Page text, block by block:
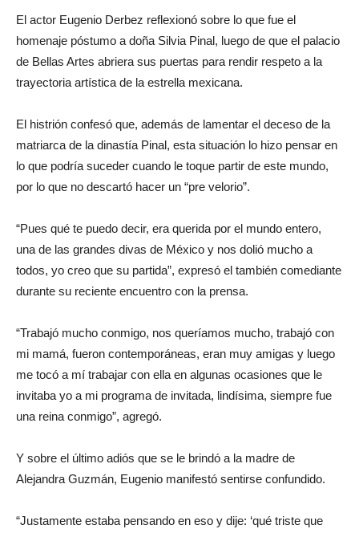
El actor Eugenio Derbez reflexionó sobre lo que fue el
homenaje póstumo a doña Silvia Pinal, luego de que el palacio
de Bellas Artes abriera sus puertas para rendir respeto a la
trayectoria artística de la estrella mexicana.
El histrión confesó que, además de lamentar el deceso de la
matriarca de la dinastía Pinal, esta situación lo hizo pensar en
lo que podría suceder cuando le toque partir de este mundo,
por lo que no descartó hacer un “pre velorio”.
“Pues qué te puedo decir, era querida por el mundo entero,
una de las grandes divas de México y nos dolió mucho a
todos, yo creo que su partida”, expresó el también comediante
durante su reciente encuentro con la prensa.
“Trabajó mucho conmigo, nos queríamos mucho, trabajó con
mi mamá, fueron contemporáneas, eran muy amigas y luego
me tocó a mí trabajar con ella en algunas ocasiones que le
invitaba yo a mi programa de invitada, lindísima, siempre fue
una reina conmigo”, agregó.
Y sobre el último adiós que se le brindó a la madre de
Alejandra Guzmán, Eugenio manifestó sentirse confundido.
“Justamente estaba pensando en eso y dije: ‘qué triste que